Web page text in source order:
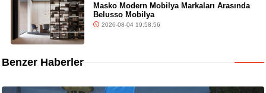
Masko Modern Mobilya Markaları Arasında
Belusso Mobilya
2026-08-04 19:58:56
Benzer Haberler